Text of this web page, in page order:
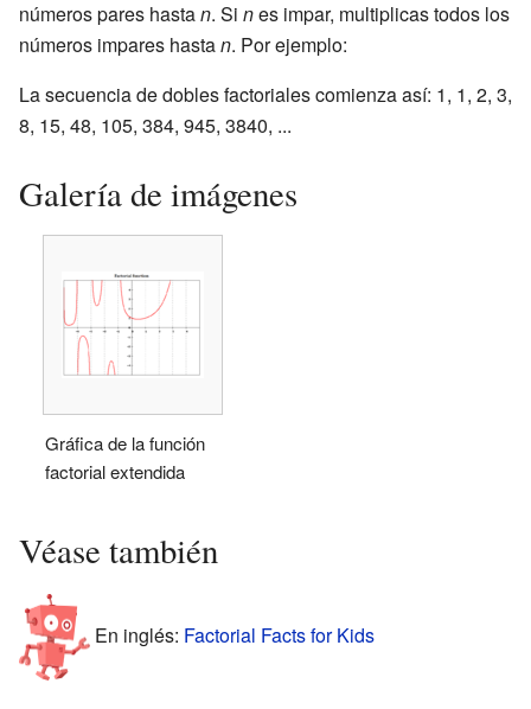
números pares hastan. Si nes impar, multiplicas todos los
números impares hastan. Por ejemplo:
La secuencia de dobles factoriales comienza así: 1, 1, 2, 3,
8, 15, 48, 105, 384, 945, 3840, ...
Galería de imágenes
Gráfica de la función
factorial extendida
Véase también
En inglés: Factorial Facts for Kids